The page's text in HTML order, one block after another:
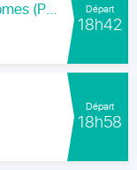
Prix Pmu Partenaire N°1 des Hippodromes (Prix du Moulin de Varennes) Départ
18h42
Départ
18h58